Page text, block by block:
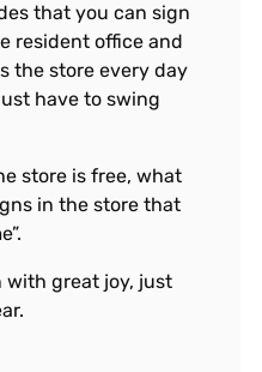
that you can sign
resident office and
the store every day
have to swing
store is free, what
in the store that
with great joy, just